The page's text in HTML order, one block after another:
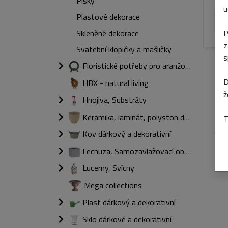
Plastové dekorace
Skleněné dekorace
Svatební klopičky a mašličky
Floristické potřeby pro aranžování
HBX - natural living
Hnojiva, Substráty
Keramika, laminát, polyston dárkový a dekorativní
Kov dárkový a dekorativní
Lechuza, Samozavlažovací obaly
Lucerny, Svícny
Mega collections
Plast dárkový a dekorativní
Sklo dárkové a dekorativní